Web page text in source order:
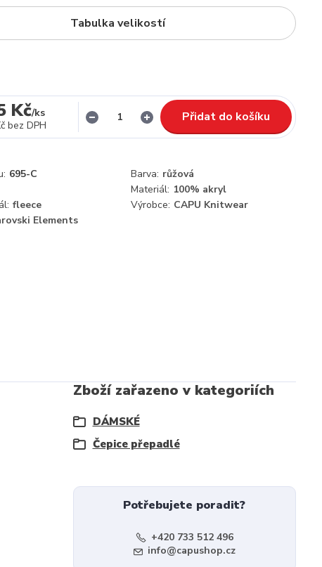
Tabulka velikostí
Kč/ks
bez DPH
Přidat do košíku
695-C Barva: růžová
Materiál: 100% akryl
fleece Výrobce: CAPU Knitwear
Elements
Zboží zařazeno v kategoriích
DÁMSKÉ
Čepice přepadlé
Potřebujete poradit?
+420 733 512 496
info@capushop.cz